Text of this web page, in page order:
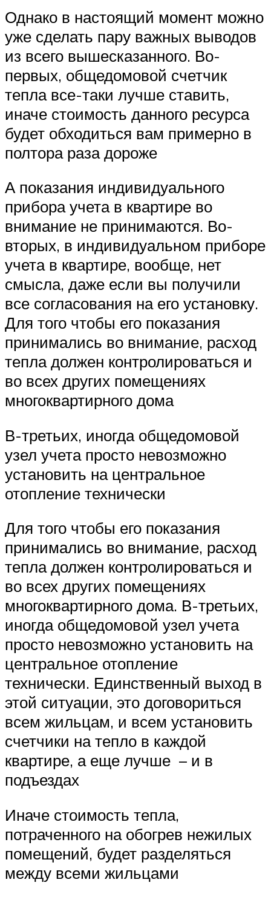
Однако в настоящий момент можно
уже сделать пару важных выводов
из всего вышесказанного. Во-
первых, общедомовой счетчик
тепла все-таки лучше ставить,
иначе стоимость данного ресурса
будет обходиться вам примерно в
полтора раза дороже
А показания индивидуального
прибора учета в квартире во
внимание не принимаются. Во-
вторых, в индивидуальном приборе
учета в квартире, вообще, нет
смысла, даже если вы получили
все согласования на его установку.
Для того чтобы его показания
принимались во внимание, расход
тепла должен контролироваться и
во всех других помещениях
многоквартирного дома
В-третьих, иногда общедомовой
узел учета просто невозможно
установить на центральное
отопление технически
Для того чтобы его показания
принимались во внимание, расход
тепла должен контролироваться и
во всех других помещениях
многоквартирного дома. В-третьих,
иногда общедомовой узел учета
просто невозможно установить на
центральное отопление
технически. Единственный выход в
этой ситуации, это договориться
всем жильцам, и всем установить
счетчики на тепло в каждой
квартире, а еще лучше – и в
подъездах
Иначе стоимость тепла,
потраченного на обогрев нежилых
помещений, будет разделяться
между всеми жильцами